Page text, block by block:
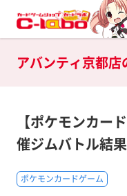
アバンティ京都店
【ポケモンカー
催ジムバトル結
ポケモンカードゲーム